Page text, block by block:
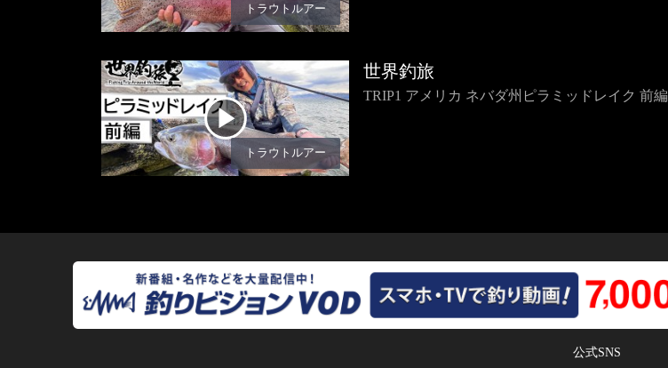
トラウトルアー
トラウトルアー
世界釣旅
TRIP1 アメリカ ネバダ州ピラミッドレイク 前編
公式SNS